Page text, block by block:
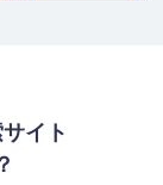
イト